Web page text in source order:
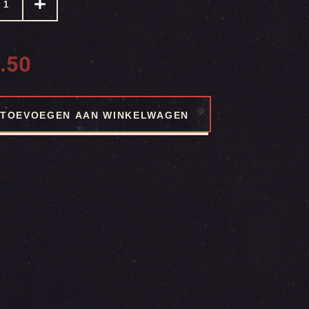
TOEVOEGEN AAN WINKELWAGEN